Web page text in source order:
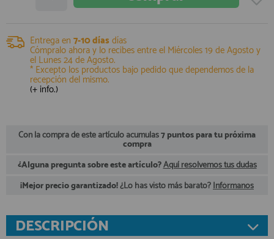
INFORMACION
HORARIO de TIENDA:
de 10:00 a 20:00 de Lunes a Viernes
Sábados de 10:00 a 14:00
910 51 49 87 Solo para
info@francobordo.com
Entrega en 7-10 días días
Cómpralo ahora y lo recibes entre el Miércoles 19 de Agostoy
el Lunes 24 de Agosto.
* Excepto los productos bajo pedido que dependemos de la
recepción del mismo.
(+ info.)
Con la compra de este artículo acumulas7 puntos para tu próxima
compra
¿Alguna pregunta sobre este artículo?Aquí resolvemos tus dudas
¡Mejor precio garantizado!¿Lo has visto más barato?Infórmanos
DESCRIPCIÓN